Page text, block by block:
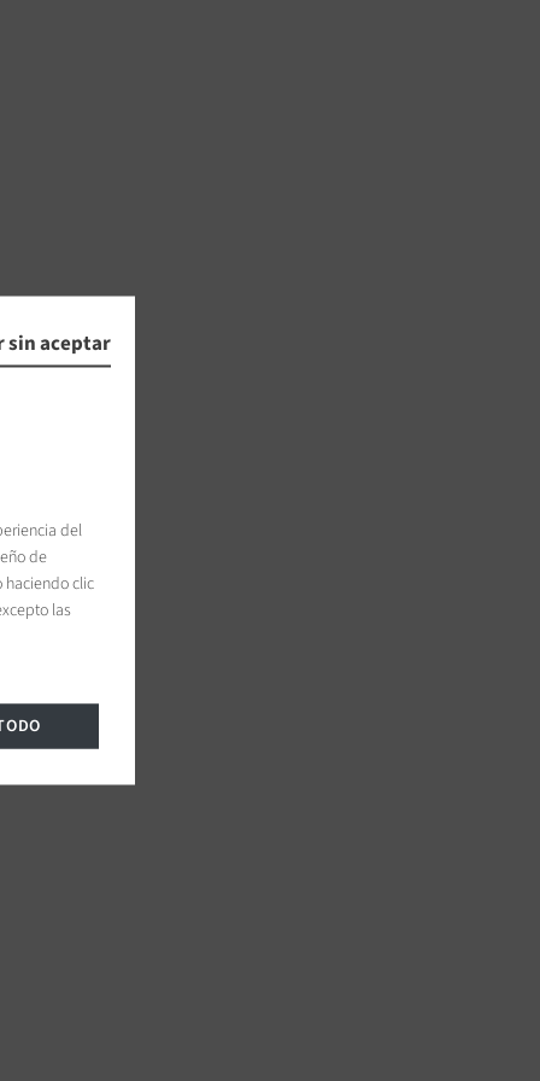
sin aceptar
del
de
haciendo clic
las